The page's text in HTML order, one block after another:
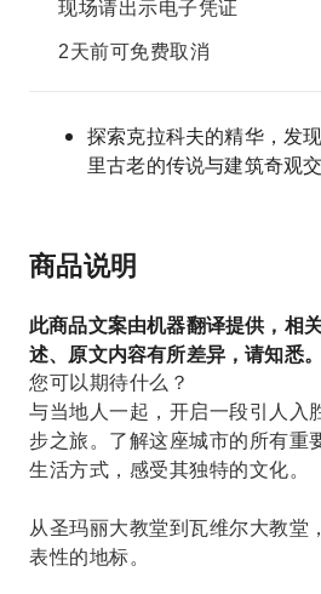
现场请出示电子凭证
2天前可免费取消
探索克拉科夫的精华，发
里古老的传说与建筑奇观交
商品说明
此商品文案由机器翻译提供，相
述、原文内容有所差异，请知悉。
您可以期待什么？
与当地人一起，开启一段引人入
步之旅。了解这座城市的所有重
生活方式，感受其独特的文化。
从圣玛丽大教堂到瓦维尔大教堂
表性的地标。